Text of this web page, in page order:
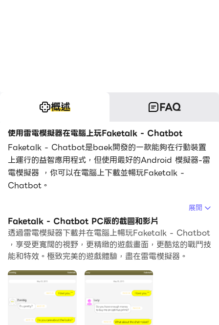
概述 FAQ
使用雷電模擬器在電腦上玩Faketalk - Chatbot
Faketalk - Chatbot是baek開發的一款能夠在行動裝置
上運行的益智應用程式，但使用最好的Android 模擬器-雷
電模擬器 ，你可以在電腦上下載並暢玩Faketalk -
Chatbot。
在電腦上運行Faketalk - Chatbot，您可以在大螢幕上清
晰地瀏覽, 而用滑鼠和鍵盤操控應用程式比用觸摸屏鍵盤要
快得多，同時你將永遠不必擔心設備的電量問題。
通過多開和同步功能，你甚至可以在PC上運行多個應用程
而文件互傳功能讓分享圖像、影片和文件也變得非常容易。
下載Faketalk - Chatbot並在PC上運行。享受PC端的大
螢幕和高畫質畫質吧!
展開
Faketalk - Chatbot PC版的截圖和影片
透過雷電模擬器下載并在電腦上暢玩Faketalk - Chatbot
，享受更寬闊的視野，更精緻的遊戲畫面，更酷炫的戰鬥技
能和特效。極致完美的遊戲體驗，盡在雷電模擬器。